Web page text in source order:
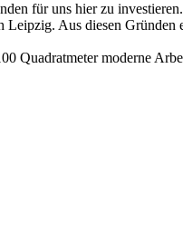
für uns hier zu
Leipzig. Aus diesen
Quadratmeter moderne